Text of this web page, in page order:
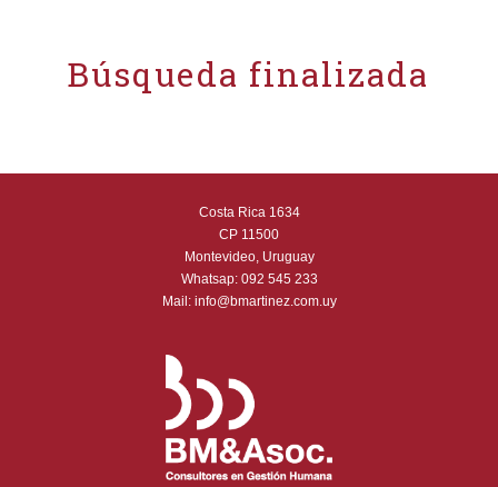
Búsqueda finalizada
Costa Rica 1634
CP 11500
Montevideo, Uruguay
Whatsap: 092 545 233
Mail: info@bmartinez.com.uy